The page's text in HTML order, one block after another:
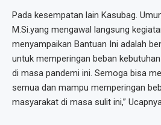
Pada kesempatan lain Kasubag.
M.Si.yang mengawal langsung
menyampaikan Bantuan Ini adalah
untuk memperingan beban
di masa pandemi ini. Semoga bisa
semua dan mampu memperingan
masyarakat di masa sulit ini,”